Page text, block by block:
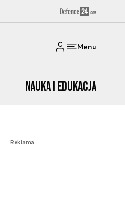
Menu
Nauka i edukacja
Reklama